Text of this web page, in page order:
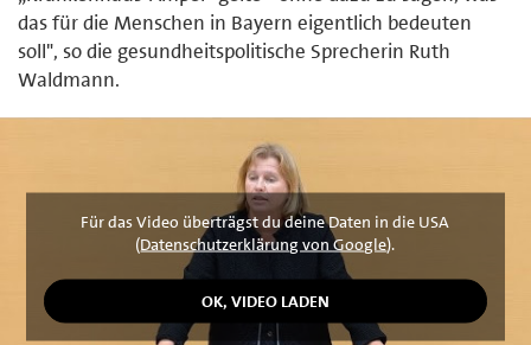
das für die Menschen in Bayern eigentlich bedeuten
soll", so die gesundheitspolitische Sprecherin Ruth
Waldmann.
Für das Video überträgst du deine Daten in die USA
(Datenschutzerklärung von Google).